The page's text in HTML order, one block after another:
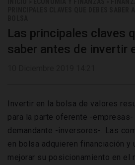
Las principales claves
saber antes de invertir
Invertir en la bolsa de valores
para la parte oferente -
demandante -inversores-. Las
en bolsa adquieren financiación y
mejorar su posicionamiento en el